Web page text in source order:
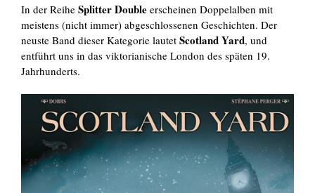
In der Reihe Splitter Double erscheinen Doppelalben mit
meistens (nicht immer) abgeschlossenen Geschichten. Der
neuste Band dieser Kategorie lautet Scotland Yard, und
entführt uns in das viktorianische London des späten 19.
Jahrhunderts.